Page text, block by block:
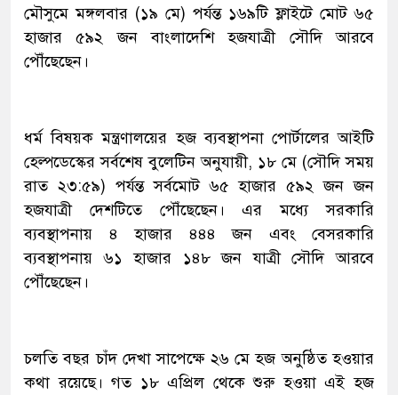
মৌসুমে মঙ্গলবার (১৯ মে) পর্যন্ত ১৬৯টি ফ্লাইটে মোট ৬৫
হাজার ৫৯২ জন বাংলাদেশি হজযাত্রী সৌদি আরবে
পৌঁছেছেন।
ধর্ম বিষয়ক মন্ত্রণালয়ের হজ ব্যবস্থাপনা পোর্টালের আইটি
হেল্পডেস্কের সর্বশেষ বুলেটিন অনুযায়ী, ১৮ মে (সৌদি সময়
রাত ২৩:৫৯) পর্যন্ত সর্বমোট ৬৫ হাজার ৫৯২ জন জন
হজযাত্রী দেশটিতে পৌঁছেছেন। এর মধ্যে সরকারি
ব্যবস্থাপনায় ৪ হাজার ৪৪৪ জন এবং বেসরকারি
ব্যবস্থাপনায় ৬১ হাজার ১৪৮ জন যাত্রী সৌদি আরবে
পৌঁছেছেন।
চলতি বছর চাঁদ দেখা সাপেক্ষে ২৬ মে হজ অনুষ্ঠিত হওয়ার
কথা রয়েছে। গত ১৮ এপ্রিল থেকে শুরু হওয়া এই হজ